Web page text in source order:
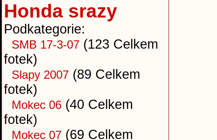
Honda srazy
Podkategorie:
SMB 17-3-07 (123 Celkem
fotek)
Slapy 2007 (89 Celkem
fotek)
Mokec 06 (40 Celkem
fotek)
Mokec 07 (69 Celkem